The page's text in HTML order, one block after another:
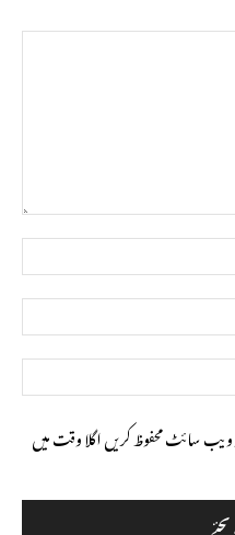
نام*
ای
میل*
ویب
سائٹ
سائٹ محفوظ کریں اگلا وقت میں